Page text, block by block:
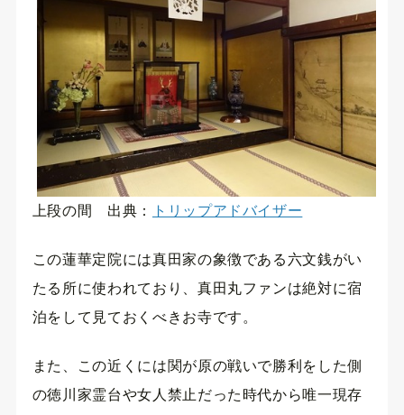
上段の間 出典： トリップアドバイザー
この蓮華定院には真田家の象徴である六文銭がい
たる所に使われており、真田丸ファンは絶対に宿
泊をして見ておくべきお寺です。
また、この近くには関が原の戦いで勝利をした側
の徳川家霊台や女人禁止だった時代から唯一現存